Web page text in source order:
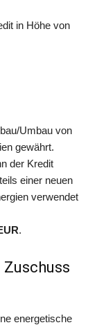
in Höhe von
Umbau von
gewährt.
der Kredit
einer neuen
verwendet
.
energetische